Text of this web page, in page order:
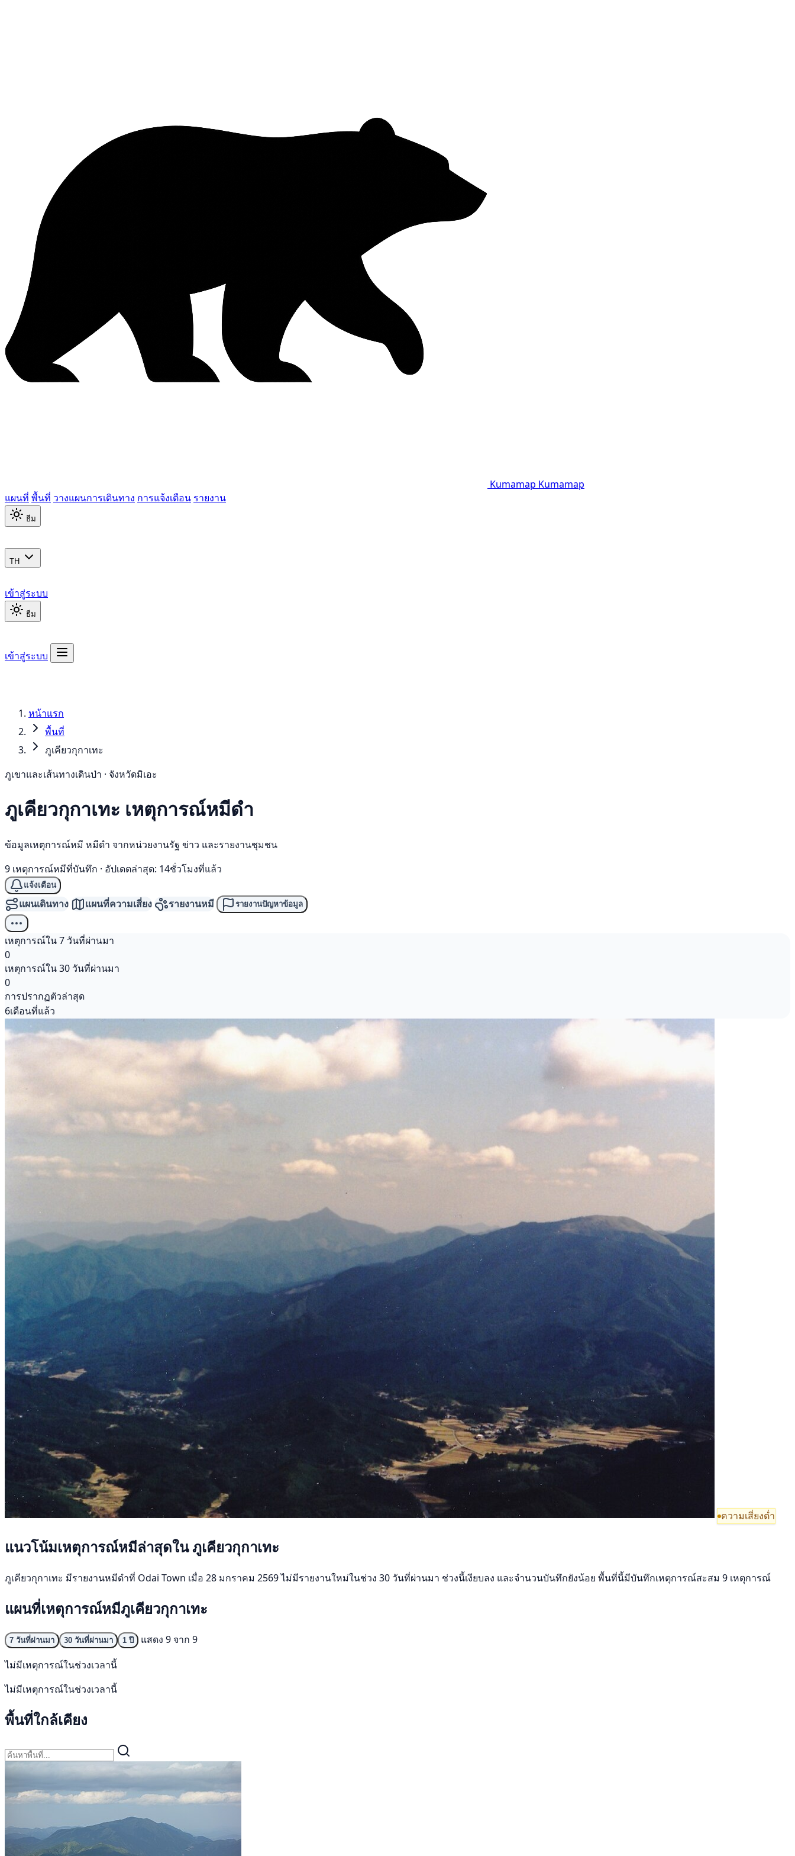
Kumamap Kumamap
แผนที่ พื้นที่ วางแผนการเดินทาง การแจ้งเตือน รายงาน
ธีม
TH
เข้าสู่ระบบ
ธีม
เข้าสู่ระบบ
หน้าแรก
พื้นที่
ภูเคียวกุกาเทะ
ภูเขาและเส้นทางเดินป่า · จังหวัดมิเอะ
ภูเคียวกุกาเทะ เหตุการณ์หมีดำ
ข้อมูลเหตุการณ์หมี หมีดำ จากหน่วยงานรัฐ ข่าว และรายงานชุมชน
9 เหตุการณ์หมีที่บันทึก · อัปเดตล่าสุด: 14ชั่วโมงที่แล้ว
แจ้งเตือน
แผนเดินทาง แผนที่ความเสี่ยง รายงานหมี รายงานปัญหาข้อมูล
เหตุการณ์ใน 7 วันที่ผ่านมา
0
เหตุการณ์ใน 30 วันที่ผ่านมา
0
การปรากฏตัวล่าสุด
6เดือนที่แล้ว
ความเสี่ยงต่ำ
แนวโน้มเหตุการณ์หมีล่าสุดใน ภูเคียวกุกาเทะ
ภูเคียวกุกาเทะ มีรายงานหมีดำที่ Odai Town เมื่อ 28 มกราคม 2569 ไม่มีรายงานใหม่ในช่วง 30 วันที่ผ่านมา ช่วงนี้เงียบลง และจำนวนบันทึกยังน้อย พื้นที่นี้มีบันทึกเหตุการณ์สะสม 9 เหตุการณ์
แผนที่เหตุการณ์หมีภูเคียวกุกาเทะ
7 วันที่ผ่านมา 30 วันที่ผ่านมา 1 ปี
แสดง 9 จาก 9
ไม่มีเหตุการณ์ในช่วงเวลานี้
ไม่มีเหตุการณ์ในช่วงเวลานี้
พื้นที่ใกล้เคียง